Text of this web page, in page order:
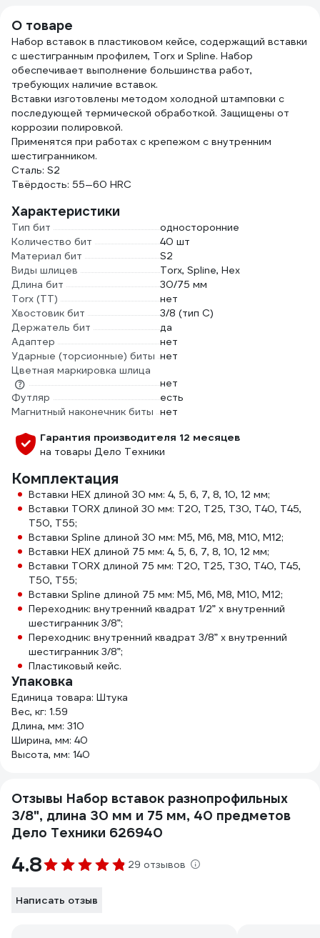
О товаре
Набор вставок в пластиковом кейсе, содержащий вставки
с шестигранным профилем, Torx и Spline. Набор
обеспечивает выполнение большинства работ,
требующих наличие вставок.
Вставки изготовлены методом холодной штамповки с
последующей термической обработкой. Защищены от
коррозии полировкой.
Применятся при работах с крепежом с внутренним
шестигранником.
Сталь: S2
Твёрдость: 55—60 HRC
Характеристики
Тип бит
односторонние
Количество бит
40 шт
Материал бит
S2
Виды шлицев
Torx, Spline, Hex
Длина бит
30/75 мм
Torx (TT)
нет
Хвостовик бит
3/8 (тип С)
Держатель бит
да
Адаптер
нет
Ударные (торсионные) биты нет
Цветная маркировка шлица
нет
Футляр
есть
Магнитный наконечник биты нет
Гарантия производителя 12 месяцев
на товары Дело Техники
Комплектация
Вставки HEX длиной 30 мм: 4, 5, 6, 7, 8, 10, 12 мм;
Вставки TORX длиной 30 мм: Т20, Т25, Т30, Т40, Т45,
Т50, Т55;
Вставки Spline длиной 30 мм: М5, М6, М8, М10, М12;
Вставки HEX длиной 75 мм: 4, 5, 6, 7, 8, 10, 12 мм;
Вставки TORX длиной 75 мм: Т20, Т25, Т30, Т40, Т45,
Т50, Т55;
Вставки Spline длиной 75 мм: М5, М6, М8, М10, М12;
Переходник: внутренний квадрат 1/2” х внутренний
шестигранник 3/8”;
Переходник: внутренний квадрат 3/8” х внутренний
шестигранник 3/8”;
Пластиковый кейс.
Упаковка
Единица товара: Штука
Вес, кг: 1.59
Длина, мм: 310
Ширина, мм: 40
Высота, мм: 140
Отзывы Набор вставок разнопрофильных
3/8", длина 30 мм и 75 мм, 40 предметов
Дело Техники 626940
4.8 29 отзывов
Написать отзыв